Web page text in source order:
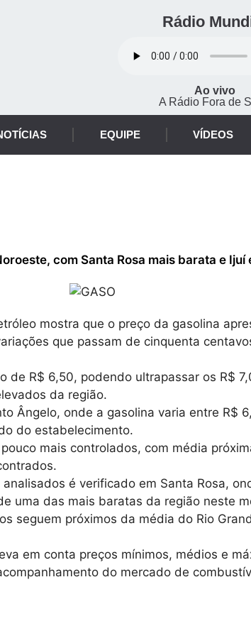
Rádio
Ao vivo
A Rádio Fora de
EQUIPE VÍDEOS
com Santa Rosa mais barata e Ijuí
mostra que o preço da gasolina
que passam de cinquenta
de R$ 6,50, podendo ultrapassar os R$
da região.
Ângelo, onde a gasolina varia entre R$
do estabelecimento.
mais controlados, com média
é verificado em Santa Rosa,
uma das mais baratas da região neste
seguem próximos da média do Rio
em conta preços mínimos, médios e
do mercado de